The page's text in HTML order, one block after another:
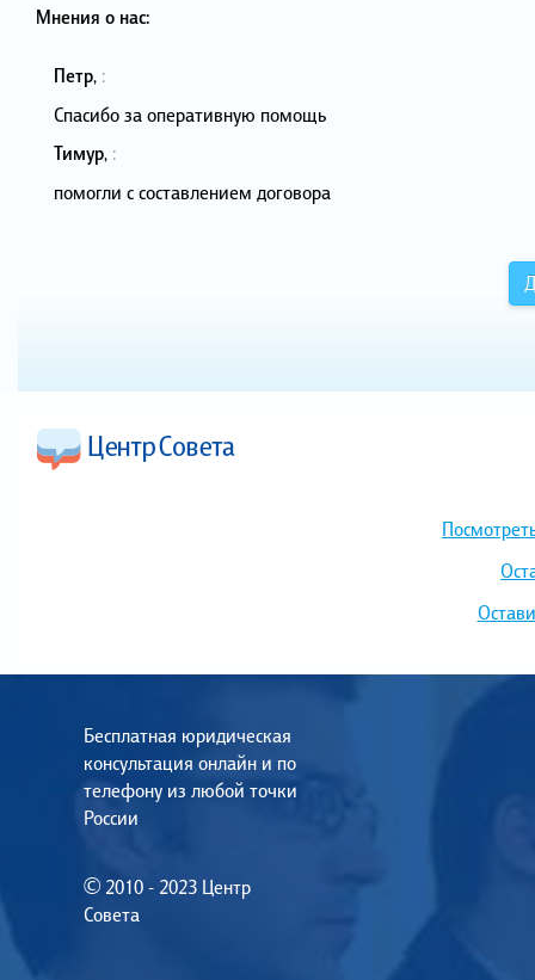
Мнения о нас:
Петр, :
Спасибо за оперативную помощь
Тимур, :
помогли с составлением договора
Бесплатная юридическая
консультация онлайн и по
телефону из любой точки
России
© 2010 - 2023 Центр
Совета